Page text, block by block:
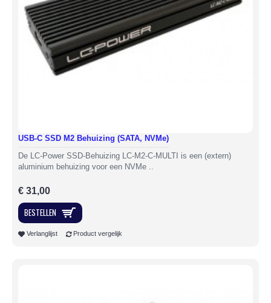
USB-C SSD M2 Behuizing (SATA, NVMe)
De LC-Power SSD-Behuizing LC-M2-C-MULTI is een (extern)
aluminium behuizing voor een NVMe ..
€ 31,00
BESTELLEN
Verlanglijst Product vergelijk